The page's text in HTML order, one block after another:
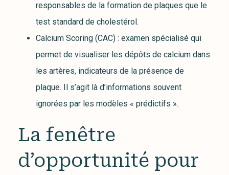
responsables de la formation de plaques que le
test standard de cholestérol.
Calcium Scoring (CAC) : examen spécialisé qui
permet de visualiser les dépôts de calcium dans
les artères, indicateurs de la présence de
plaque. Il s’agit là d’informations souvent
ignorées par les modèles « prédictifs ».
La fenêtre
d’opportunité pour